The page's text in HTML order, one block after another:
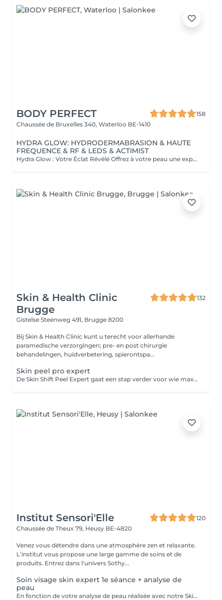
BODY PERFECT
158
Chaussée de Bruxelles 340, Waterloo BE-1410
HYDRA GLOW: HYDRODERMABRASION & HAUTE
FREQUENCE & RF & LEDS & ACTIMIST
Hydra Glow : Votre Éclat Révélé Offrez à votre peau une expérience luxueuse et complète avec notre soin exclusif Hydra Glow. Ce traitement innovant combine les technologies les plus avancées pour un résultat spectaculaire, adapté à tous les types de peau. Hydra Glow comprend : * Hydrodermabrasion : Un nettoyage en profondeur et une exfoliation douce pour éliminer les cellules mortes, purifier les pores et préparer la peau à recevoir les bienfaits des soins suivants. * Haute fréquence : Une stimulation électrique douce pour améliorer la circulation sanguine, oxygéner la peau, et favoriser la pénétration des actifs tout en traitant les imperfections. * Radiofréquence : Une technique de pointe pour stimuler la production de collagène, raffermir la peau et atténuer les signes de l'âge, tout en redessinant les contours du visage. * Thérapie LED : Des lumières LED à spectre multiple pour cibler divers problèmes de peau, apaiser les inflammations, réduire les rougeurs, et revitaliser votre teint. * Actimist: Une pulvérisation hautement concentrés pour nettoyer tout en prolongeant les effets du soin. Hydra Glow est conçu pour ceux qui recherchent une solution complète pour une peau lumineuse, raffermie et profondément hydratée. Redécouvrez votre éclat naturel avec un soin qui marie technologie et efficacité pour des résultats visibles dès la première séance. Réservez dès maintenant votre séance Hydra Glow et laissez-vous séduire par l'alliance parfaite entre science et beauté.
Skin & Health Clinic
Brugge
132
Gistelse Steenweg 491, Brugge 8200
Bij Skin & Health Clinic kunt u terecht voor allerhande
paramedische verzorgingen; pre- en post chirurgie
behandelingen, huidverbetering, spierontspa...
Skin peel pro expert
De Skin Shift Peel Expert gaat een stap verder voor wie maximale huidverbetering wil. Naast de krachtige mix van zuren en enzymen combineren we deze behandeling met Dermopeel of Mesotherapie om nog dieper in de huid te werken. Zo verwijderen we niet alleen doffe huidcellen, maar stimuleren we ook intensief de collageenaanmaak en huidvernieuwing. Ideaal bij hardnekkige pigmentatie, diepere lijntjes, grove poriën of een ongelijkmatige huidstructuur. Kom je wekelijks langs met een abonnement, dan geniet je bovendien van 10% korting op elke sessie. Het resultaat is een zichtbaar stevigere, gladdere en stralende huid met een langdurig frisse uitstraling.
Institut Sensori'Elle
120
Chaussée de Theux 79, Heusy BE-4820
Venez vous détendre dans une atmosphère zen et relaxante.
L'institut vous propose une large gamme de soins et de
produits. Entrez dans l'univers Sothy...
Soin visage skin expert 1e séance + analyse de
peau
En fonction de votre analyse de peau réalisée avec notre Skin Analyser, nous définirons le soin à réaliser avec nos machines Zemits. Nous commencerons par un nettoyage de peau de type HydroDermabrasion et HydroExfoliation. Plusieurs technologies peuvent être utilisées, à savoir: infusion oxygene - radiofréquence multipolaire - radiofréquence bipolaire - mésothérapie par ultrasons - mésothérapie par electroporation et non injection.